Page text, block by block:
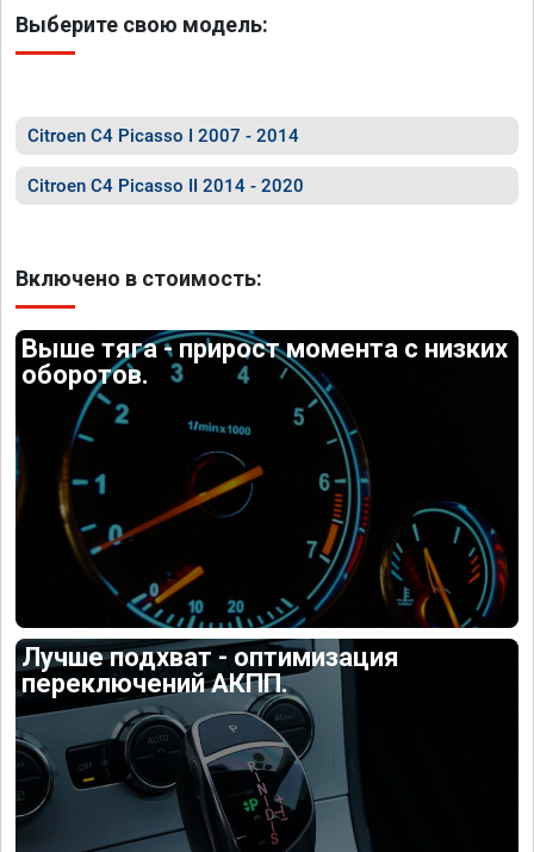
Выберите свою модель:
Citroen C4 Picasso I 2007 - 2014
Citroen C4 Picasso II 2014 - 2020
Включено в стоимость:
Выше тяга - прирост момента с низких
оборотов.
Лучше подхват - оптимизация
переключений АКПП.